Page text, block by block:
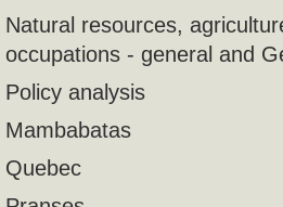
Natural resources,
occupations - general and
Policy analysis
Mambabatas
Quebec